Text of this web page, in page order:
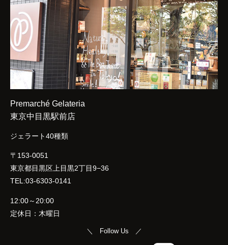
Premarché Gelateria
東京中目黒駅前店
ジェラート40種類
〒153-0051
東京都目黒区上目黒2丁目9−36
TEL:03-6303-0141
12:00～20:00
定休日：木曜日
＼ Follow Us ／